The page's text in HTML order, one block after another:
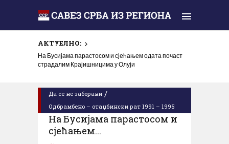
АКТУЕЛНО:
На Бусијама парастосом и сјећањем одата почаст
страдалим Крајишницима у Олуји
Да се не заборави /
Одбрамбено – отаџбински рат 1991 – 1995
На Бусијама парастосом и
сјећањем...